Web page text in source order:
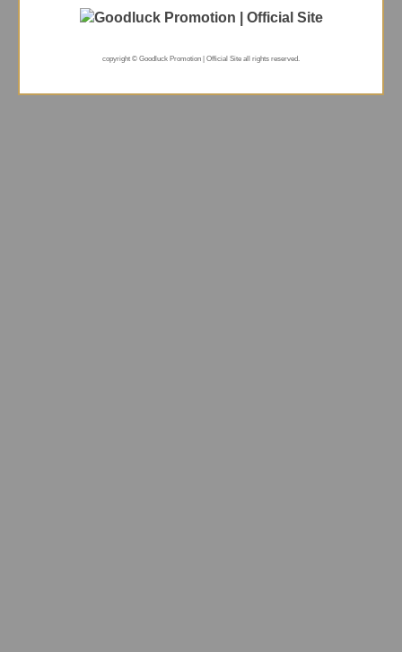
copyright © Goodluck Promotion | Official Site all rights reserved.